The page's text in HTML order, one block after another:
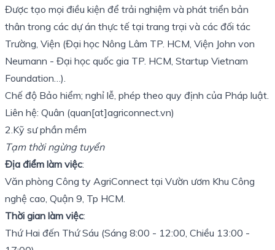
Được tạo mọi điều kiện để trải nghiệm và phát triển bản
thân trong các dự án thực tế tại trang trại và các đối tác
Trường, Viện (Đại học Nông Lâm TP. HCM, Viện John von
Neumann - Đại học quốc gia TP. HCM, Startup Vietnam
Foundation…).
Chế độ Bảo hiểm; nghỉ lễ, phép theo quy định của Pháp luật.
Liên hệ: Quân (quan[at]agriconnect.vn)
2.Kỹ sư phần mềm
Tạm thời ngừng tuyển
Địa điểm làm việc:
Văn phòng Công ty AgriConnect tại Vườn ươm Khu Công
nghệ cao, Quận 9, Tp HCM.
Thời gian làm việc:
Thứ Hai đến Thứ Sáu (Sáng 8:00 - 12:00, Chiều 13:00 -